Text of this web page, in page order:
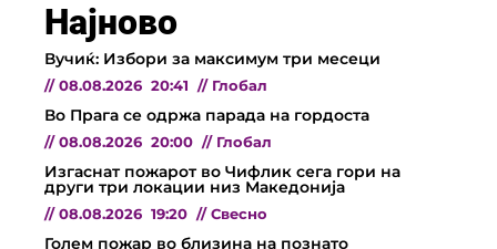
Најново
Вучиќ: Избори за максимум три месеци
// 08.08.2026 20:41 // Глобал
Во Прага се одржа парада на гордоста
// 08.08.2026 20:00 // Глобал
Изгаснат пожарот во Чифлик сега гори на
други три локации низ Македонија
// 08.08.2026 19:20 // Свесно
Голем пожар во близина на познато